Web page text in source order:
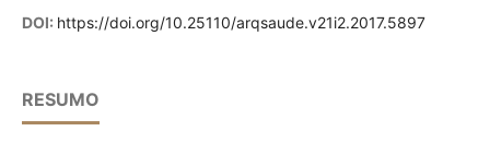
DOI: https://doi.org/10.25110/arqsaude.v21i2.2017.5897
RESUMO